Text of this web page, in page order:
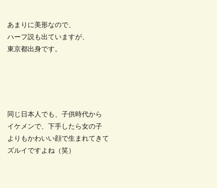
あまりに美形なので、
ハーフ説も出ていますが、
東京都出身です。
同じ日本人でも、子供時代から
イケメンで、下手したら女の子
よりもかわいい顔で生まれてきて
ズルイですよね（笑）